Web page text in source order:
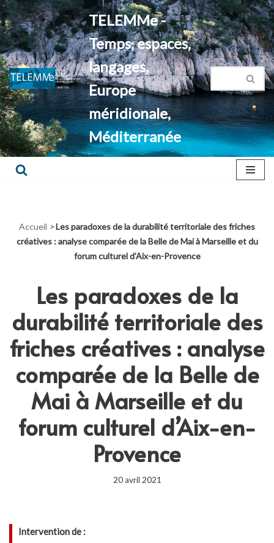
Aller
au
contenu
TELEMMe -
Temps, espaces,
langages,
Europe
méridionale,
Méditerranée
Accueil >Les paradoxes de la durabilité territoriale des friches
créatives : analyse comparée de la Belle de Mai à Marseille et du
forum culturel d’Aix-en-Provence
Les paradoxes de la
durabilité territoriale des
friches créatives : analyse
comparée de la Belle de
Mai à Marseille et du
forum culturel d’Aix-en-
Provence
20 avril 2021
Intervention de :